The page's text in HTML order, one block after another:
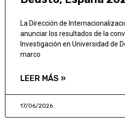
La Dirección de
anunciar los resultados de la
Investigación en Universidad de
marco
LEER MÁS »
17/06/2026